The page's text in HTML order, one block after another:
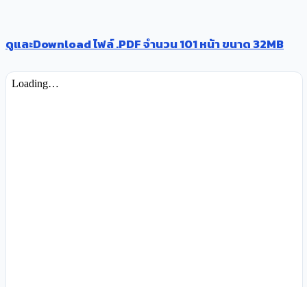
ดูและDownload ไฟล์ .PDF จำนวน 101 หน้า ขนาด 32MB